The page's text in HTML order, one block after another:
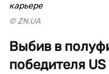
карьере
© ZN.UA
Выбив в
победителя